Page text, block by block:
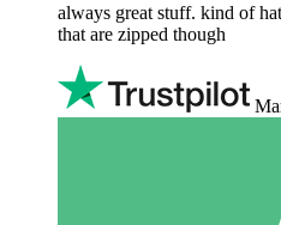
always great stuff. kind of
that are zipped though